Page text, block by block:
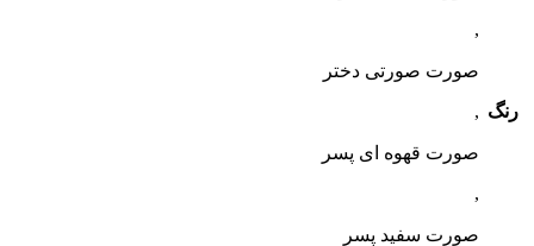
رنگ
,
صورت صورتی دختر
,
صورت قهوه ای پسر
,
صورت سفید پسر